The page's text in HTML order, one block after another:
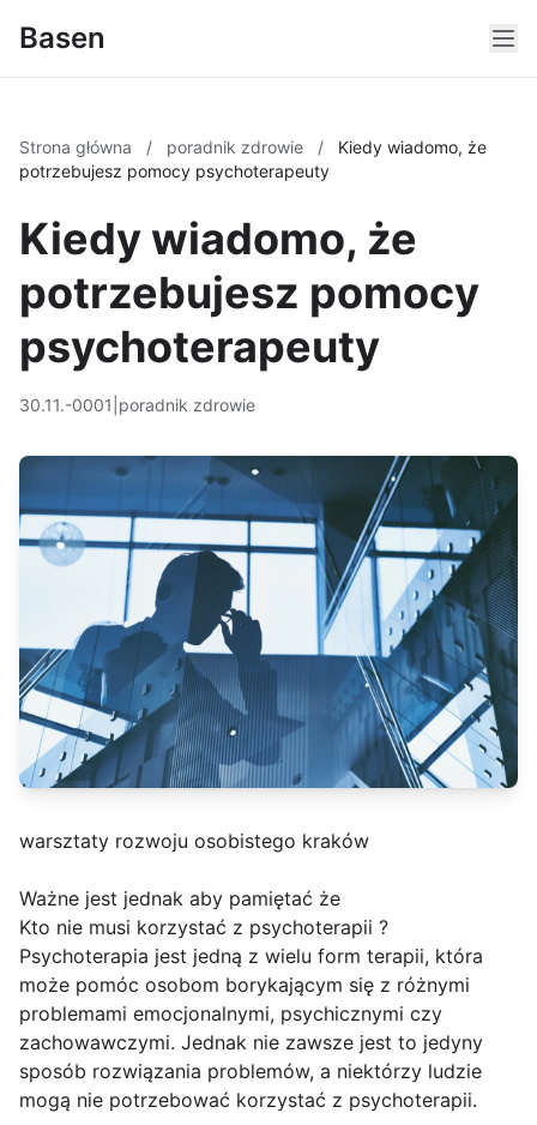
Basen
Strona główna / poradnik zdrowie /
Kiedy wiadomo, że
potrzebujesz pomocy psychoterapeuty
Kiedy wiadomo, że
potrzebujesz pomocy
psychoterapeuty
30.11.-0001 poradnik zdrowie
warsztaty rozwoju osobistego kraków
Ważne jest jednak aby pamiętać że
Kto nie musi korzystać z psychoterapii ?
Psychoterapia jest jedną z wielu form terapii, która
może pomóc osobom borykającym się z różnymi
problemami emocjonalnymi, psychicznymi czy
zachowawczymi. Jednak nie zawsze jest to jedyny
sposób rozwiązania problemów, a niektórzy ludzie
mogą nie potrzebować korzystać z psychoterapii.